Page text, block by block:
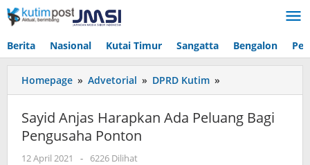
Lewati
ke
Berita Nasional Kutai Timur Sangatta Bengalon
Homepage » Advetorial » DPRD Kutim »
Anjas
Ada
Sayid Anjas Harapkan Ada Peluang Bagi
Pengusaha Ponton
12 April 2021
oleh
-
6226 Dilihat